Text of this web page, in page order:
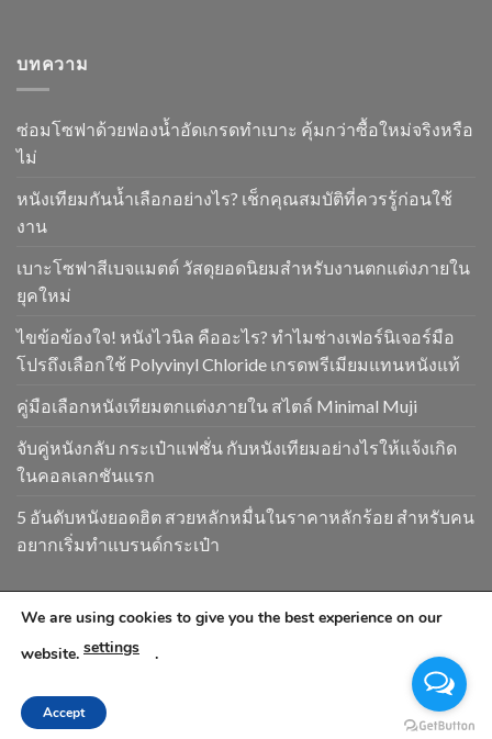
บทความ
ซ่อมโซฟาด้วยฟองน้ำอัดเกรดทำเบาะ คุ้มกว่าซื้อใหม่จริงหรือ
ไม่
หนังเทียมกันน้ำเลือกอย่างไร? เช็กคุณสมบัติที่ควรรู้ก่อนใช้
งาน
เบาะโซฟาสีเบจแมตต์ วัสดุยอดนิยมสำหรับงานตกแต่งภายใน
ยุคใหม่
ไขข้อข้องใจ! หนังไวนิล คืออะไร? ทำไมช่างเฟอร์นิเจอร์มือ
โปรถึงเลือกใช้ Polyvinyl Chloride เกรดพรีเมียมแทนหนังแท้
คู่มือเลือกหนังเทียมตกแต่งภายใน สไตล์ Minimal Muji
จับคู่หนังกลับ กระเป๋าแฟชั่น กับหนังเทียมอย่างไรให้แจ้งเกิด
ในคอลเลกชันแรก
5 อันดับหนังยอดฮิต สวยหลักหมื่นในราคาหลักร้อย สำหรับคน
อยากเริ่มทำแบรนด์กระเป๋า
Copyright 2026 ©www.goldendragonpvc.com . All condition is
subject to Goldendragonpvc policy, reserves the right to
We are using cookies to give you the best experience on our
website. settings .
Accept